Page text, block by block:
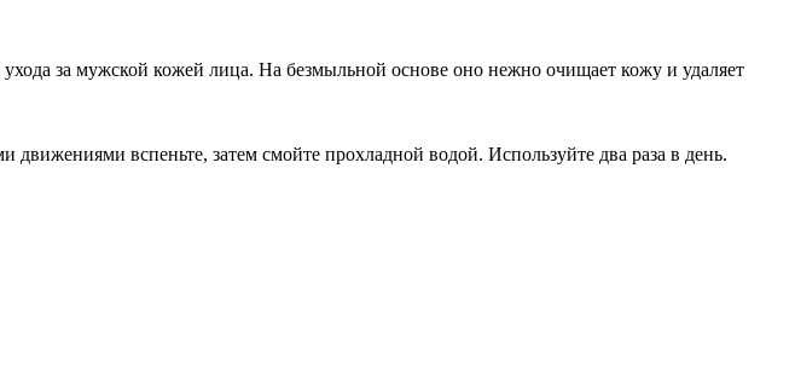
за мужской кожей лица. На безмыльной основе оно нежно очищает кожу и удаляет
вспеньте, затем смойте прохладной водой. Используйте два раза в день.